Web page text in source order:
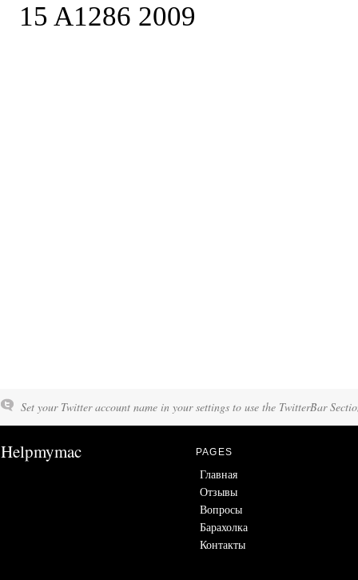
Set your Twitter account name in your settings to use the TwitterBar
Helpmymac PAGES
Главная
Отзывы
Вопросы
Барахолка
Контакты